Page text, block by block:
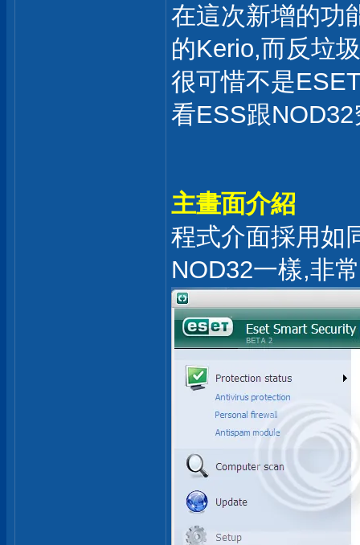
在這次新增的功
的Kerio,而反垃
很可惜不是
看ESS跟
主畫面介紹
程式介面採用如
NOD32一樣,非